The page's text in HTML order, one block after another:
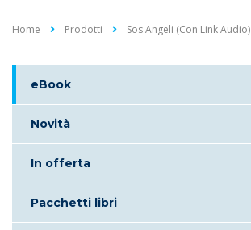
Home Prodotti Sos Angeli (con Link Audio)
eBook
Novità
In offerta
Pacchetti libri